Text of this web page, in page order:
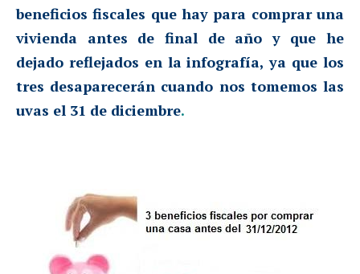
beneficios fiscales que hay para comprar una
vivienda antes de final de año y que he
dejado reflejados en la infografía, ya que los
tres desaparecerán cuando nos tomemos las
uvas el 31 de diciembre.